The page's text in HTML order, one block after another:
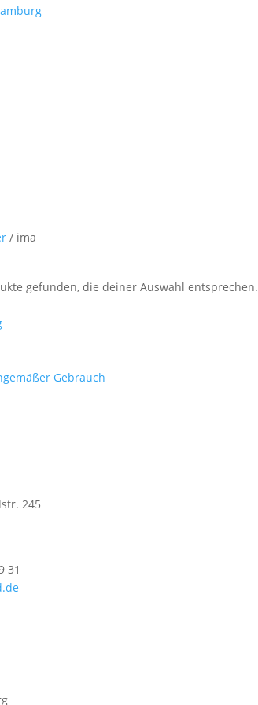
/ ima
gefunden, die deiner Auswahl entsprechen.
Gebrauch
245
31